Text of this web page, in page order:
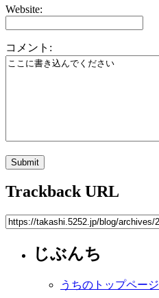
Website:
コメント:
Trackback URL
じぶんち
うちのトップページ